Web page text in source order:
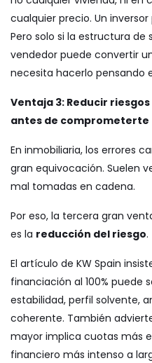
cualquier precio. Un
Pero solo si la estructura de
vendedor puede convertir
necesita hacerlo pensando
Ventaja 3: Reducir
antes de comprometerte
En inmobiliaria, los errores
gran equivocación. Suelen
mal tomadas en cadena.
Por eso, la tercera gran
es la reducción del riesgo.
El artículo de KW Spain
financiación al 100% puede
estabilidad, perfil solvente,
coherente. También
mayor implica cuotas más
financiero más intenso a